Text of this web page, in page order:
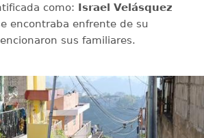
como: Israel Velásquez
encontraba enfrente de su
sus familiares.